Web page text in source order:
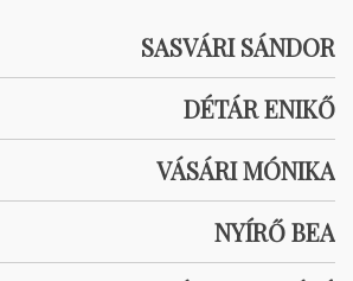
SASVÁRI SÁNDOR
DÉTÁR ENIKŐ
VÁSÁRI MÓNIKA
NYÍRŐ BEA